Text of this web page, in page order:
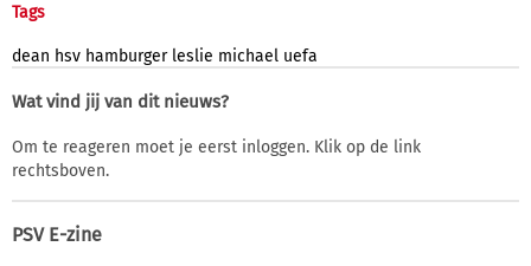
Tags
dean hsv hamburger leslie michael uefa
Wat vind jij van dit nieuws?
Om te reageren moet je eerst inloggen. Klik op de link
rechtsboven.
PSV E-zine